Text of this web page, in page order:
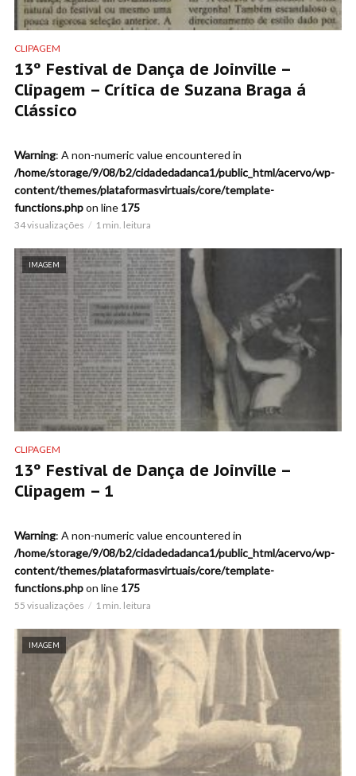
CLIPAGEM
13º Festival de Dança de Joinville –
Clipagem – Crítica de Suzana Braga á
Clássico
Warning: A non-numeric value encountered in
/home/storage/9/08/b2/cidadedadanca1/public_html/acervo/wp-
content/themes/plataformasvirtuais/core/template-
functions.phpon line 175
34 visualizações 1 min. leitura
IMAGEM
CLIPAGEM
13º Festival de Dança de Joinville –
Clipagem – 1
Warning: A non-numeric value encountered in
/home/storage/9/08/b2/cidadedadanca1/public_html/acervo/wp-
content/themes/plataformasvirtuais/core/template-
functions.phpon line 175
55 visualizações 1 min. leitura
IMAGEM